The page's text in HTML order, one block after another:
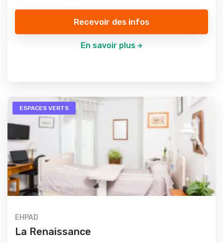
Recevoir des infos
En savoir plus
ESPACES VERTS
EHPAD
La Renaissance